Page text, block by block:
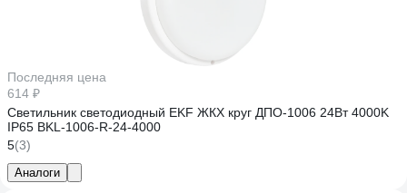
Последняя цена
614 ₽
Светильник светодиодный EKF ЖКХ круг ДПО-1006 24Вт 4000K
IP65 BKL-1006-R-24-4000
5(3)
Аналоги